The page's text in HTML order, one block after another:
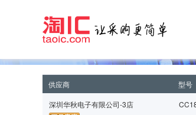
供应商 型号
深圳华秋电子有限公司-3店